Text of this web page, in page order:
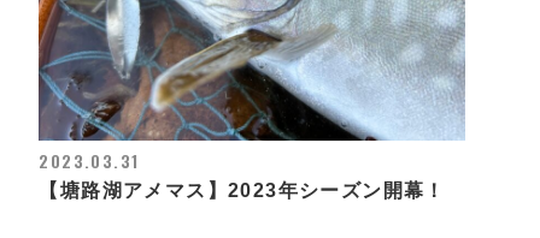
2023.03.31
【塘路湖アメマス】2023年シーズン開幕！